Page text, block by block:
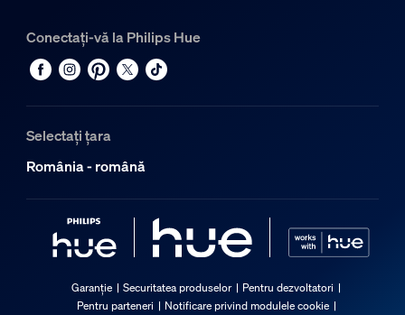
Conectați-vă la Philips Hue
Selectați țara
România - română
Garanție Securitatea produselor
Pentru dezvoltatori
Pentru parteneri
Notificare privind modulele cookie